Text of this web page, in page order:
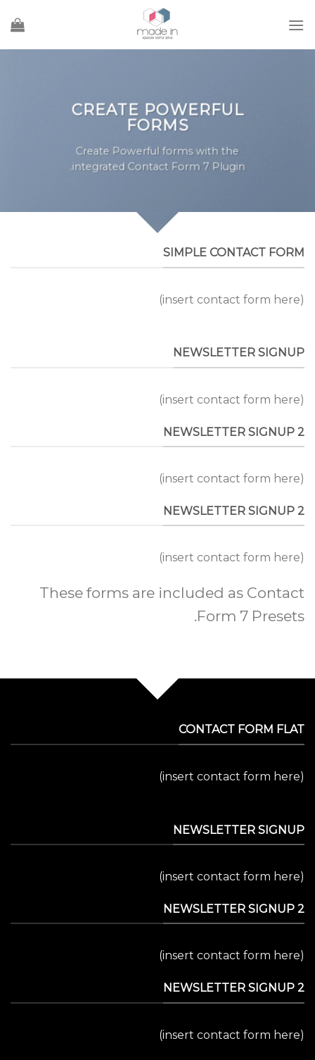
CREATE POWERFUL
FORMS
Create Powerful forms with the
integrated Contact Form 7 Plugin.
SIMPLE CONTACT FORM
(insert contact form here)
NEWSLETTER SIGNUP
(insert contact form here)
NEWSLETTER SIGNUP 2
(insert contact form here)
NEWSLETTER SIGNUP 2
(insert contact form here)
These forms are included as Contact
Form 7 Presets.
CONTACT FORM FLAT
(insert contact form here)
NEWSLETTER SIGNUP
(insert contact form here)
NEWSLETTER SIGNUP 2
(insert contact form here)
NEWSLETTER SIGNUP 2
(insert contact form here)